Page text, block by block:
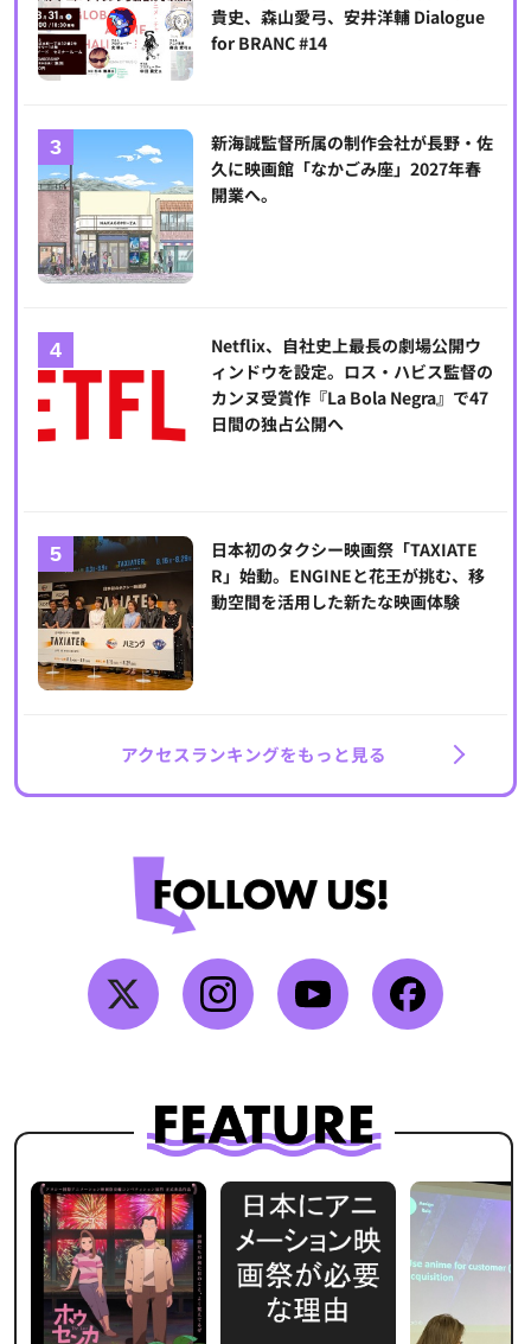
貴史、森山愛弓、安井洋輔 Dialogue
for BRANC #14
新海誠監督所属の制作会社が長野・佐
久に映画館「なかごみ座」2027年春
開業へ。
Netflix、自社史上最長の劇場公開ウ
ィンドウを設定。ロス・ハビス監督の
カンヌ受賞作『La Bola Negra』で47
日間の独占公開へ
日本初のタクシー映画祭「TAXIATE
R」始動。ENGINEと花王が挑む、移
動空間を活用した新たな映画体験
アクセスランキングをもっと見る